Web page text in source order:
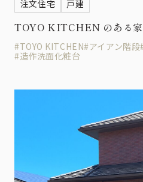
注文住宅 戸建
TOYO KITCHEN のある家
#TOYO KITCHEN#アイアン階段
#造作洗面化粧台